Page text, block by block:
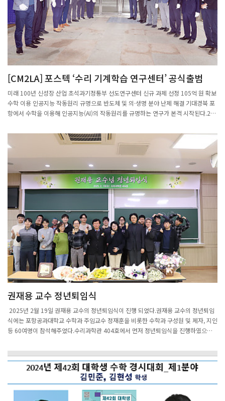
는 밑도드리의 창작 원리를 파악한 것 외에도 위상수학, 기하학, 대수학을 기반으로 의
학, 천체물리, 음악 분야 등을 이해하려는 시도를 이어가고 있다. 가령 동맥경화가 발생
하면 혈류가 막힌 혈관 부위를 중심으로 와류같이 도는 구조가 생기는데, 그 혈류의 주
기를 수학적으로 분석해 예방 또는 진단하는 방식이다.또 편미분 방정식의 기계학습적
연구를 진행해 기계학습의 인공신경망 이론과 편미분 방정식의 해법 이론 연구 등을 진
행하고 있다.연구실은 밑도드리의 창작 원리를 파악한 것 외에도 위상수학, 기하학, 대
수학을 기반으로 의학, 천체물리, 음악 분야 등을 이해하려는 시도를 이어가고 있
다. “데이터과학 연구는 사회를 이롭게 해야 한다고 생각한다”는 정 교수는 AI 수학 아
의 문제를 해결해주는 사회적 봉사에도 많은 시간을 할애하고 있다.정 교수는 “앞으로
도 데이터과학과 AI의 근본적인 수학적 연구를 진행하면서, 이것이 또한 다양한 분야에
응용될 수 있도록 하겠다”고 말했다.※대학 연구실은 인류의 미래에 어떤 일들이 펼쳐
편하게 하는 기술 개발까지 다양한 모험과 도전이 펼쳐지고 있습니다. 오늘도 연구실
마다 교수와 연구원, 학생들이 머리를 맞대고 열정을 펼치고 있습니다. 연구자 한 명
한 명은 모두 하나하나의 학문입니다. 동아사이언스는 210개에 이르는 연구실을 보유
한 포스텍과 함께 누구나 쉽게 연구를 이해할 수 있도록 2분 분량의 연구실 다큐멘터
리, 랩큐멘터리를 매주 수요일 소개합니다.동아사이언스 조승한 기
자 shinjsh@donga.com
[CM2LA] 포스텍 ‘수리 기계학습 연구센터’ 공식출범
미래 100년 신성장 산업 초석과기정통부 선도연구센터 신규 과제 선정 105억 원 확보
수학 이용 인공지능 작동원리 규명으로 반도체 및 의·생명 분야 난제 해결 기대경북 포
항에서 수학을 이용해 인공지능(AI)의 작동원리를 규명하는 연구가 본격 시작된다.22
수리 기계학습연구센터’ 개소식을 개최했다. 포항시와 포스텍은 21일 LG 연구동 대강
당에서 ‘선도연구센터(SRC) 수리 기계학습연구센터’ 개소식을 개최한 가운데 참석자
들이 기념 촬영을 하고 있다.이날 김성근 포스텍 총장, 안태규 기초연구본부 자연과학
단장, 김정표 포항시 디지털융합산업과장, 문미옥 과학기술정책연구원장, 김현민 국가
수리과학연구소장, 박종일 대한수학회장 등 산·학·연·관 관계자 100여 명이 참석했
다.김성근 포스텍 총장의 환영사를 시작으로 수리 기계학습연구센터 소개와 현판식이
이어졌다.또한 22일에는 컨퍼런스를 열고 ‘수리 기계학습 및 인공지능 국제학술대
회’를 통해 연구 협력을 위한 현안을 논의했다.포스텍 수리 기계학습연구센터는 지난 6
월 과기정통부 선도연구센터 지원사업에 선정됨에 따라 오는 2030년까지 7년간 105
억 원의 연구비를 지원받아 인공지능 작동원리 규명과 고급 인재 육성 등을 수행할 계
획이다.대규모 물리 정보 기반 인공지능 모델 연구, 기하학 기반 기계학습 연구, 기계학
습에 사용되는 기하학 최적화 문제에 관한 이론적 성질 연구 등을 통해 해석학적·기하
학적 기계학습이라는 새로운 연구 분야를 창출하고, 인공지능 응용에서의 이론적 한계
극복에 기여할 것으로 기대된다.연구를 이끌 황현주 센터장은 철강 제조공정에 수학을
활용한 온도 예측 인공지능 솔루션을 개발해 과기정통부와 대한수학회로부터 지난해
‘올해의 최석정상’을 받으며 실력을 인정받은 바 있다.김정표 시 디지털융합산업과장은
“시는 지난 7월 디지털융합산업과를 신설하며 인공지능과 양자컴퓨터 등 미래 핵심 신
고 있는 AI를 전략산업으로 육성해 다양한 사업 분야에 확대 적용하기 위해서는 근간이
되는 수학을 잘 이해하고 연구해야 한다”고 말했다.한편 선도연구센터 사업은 1990년
부터 30여 년간 꾸준히 과기정통부에서 추진해 온 대표적인 기초연구 지원사업으로,
처: https://v.daum.net/v/20230922192922786
권재용 교수 정년퇴임식
2025년 2월 19일 권재용 교수의 정년퇴임식이 진행 되었다.권재용 교수의 정년퇴임
식에는 포항공과대학교 수학과 주임교수 정재훈을 비롯한 수학과 구성원 및 제자, 지인
등 60여명이 참석해주었다.수리과학관 404호에서 먼저 정년퇴임식을 진행하였으며
만찬을 즐겼다.